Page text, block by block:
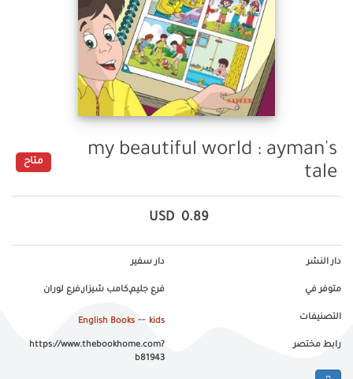
my beautiful world : ayman's
tale
متاح
0.89
USD
دار النشر دار سفير
متوفر في فرع جليم,كامب شيزار,فرع لوران
التصنيفات English Books -- kids
رابط مختصر
https://www.thebookhome.com?
b81943